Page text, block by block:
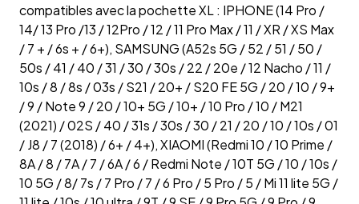
compatibles avec la pochette XL : IPHONE (14 Pro /
14/ 13 Pro /13 / 12Pro / 12 / 11 Pro Max / 11 / XR / XS Max
/ 7 + / 6s + / 6+), SAMSUNG (A52s 5G / 52 / 51 / 50 /
50s / 41 / 40 / 31 / 30 / 30s / 22 / 20e / 12 Nacho / 11 /
10s / 8 / 8s / 03s / S21 / 20+ / S20 FE 5G / 20 / 10 / 9+
/ 9 / Note 9 / 20 / 10+ 5G / 10+ / 10 Pro / 10 / M21
(2021) / 02S / 40 / 31s / 30s / 30 / 21 / 20 / 10 / 10s / 01
/ J8 / 7 (2018) / 6+ / 4+), XIAOMI (Redmi 10 / 10 Prime /
8A / 8 / 7A / 7 / 6A / 6 / Redmi Note / 10T 5G / 10 / 10s /
10 5G / 8/ 7s / 7 Pro / 7 / 6 Pro / 5 Pro / 5 / Mi 11 lite 5G /